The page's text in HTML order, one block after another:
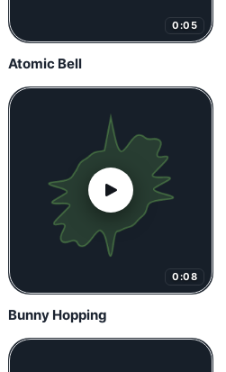
0:05
Atomic Bell
0:08
Bunny Hopping